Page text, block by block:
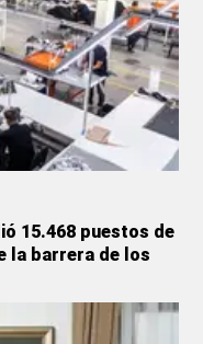
15.468 puestos de
la barrera de los